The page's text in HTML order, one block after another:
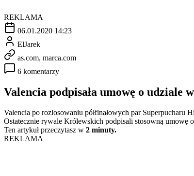
REKLAMA
06.01.2020 14:23
ElJarek
as.com, marca.com
6 komentarzy
Valencia podpisała umowę o udziale
Valencia po rozlosowaniu półfinałowych par Superpucharu
Ostatecznie rywale Królewskich podpisali stosowną umowę
Ten artykuł przeczytasz w 2 minuty.
REKLAMA